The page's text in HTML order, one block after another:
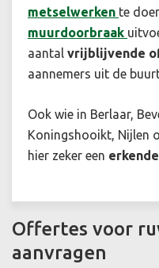
metselwerken te
muurdoorbraak
aantal vrijblijvende
aannemers uit de
Ook wie in Berlaar,
Koningshooikt, Nijlen
hier zeker een
Offertes voor
aanvragen